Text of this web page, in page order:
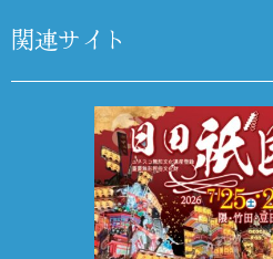
関連サイト